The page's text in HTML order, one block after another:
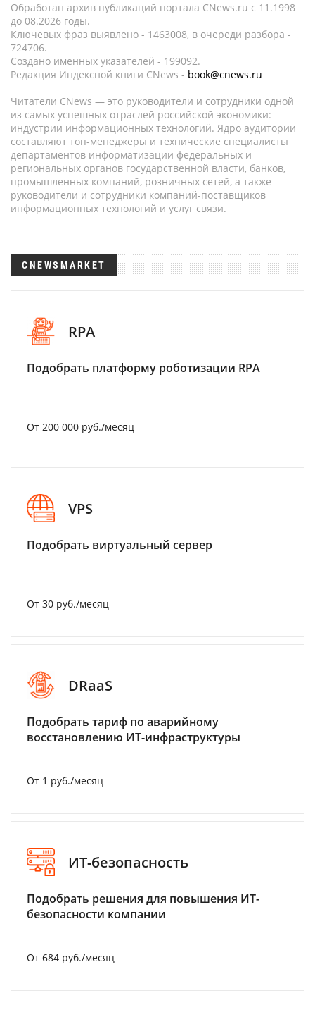
Обработан архив публикаций портала CNews.ru c 11.1998
до 08.2026 годы.
Ключевых фраз выявлено - 1463008, в очереди разбора -
724706.
Создано именных указателей - 199092.
Редакция Индексной книги CNews - book@cnews.ru
Читатели CNews — это руководители и сотрудники одной
из самых успешных отраслей российской экономики:
индустрии информационных технологий. Ядро аудитории
составляют топ-менеджеры и технические специалисты
департаментов информатизации федеральных и
региональных органов государственной власти, банков,
промышленных компаний, розничных сетей, а также
руководители и сотрудники компаний-поставщиков
информационных технологий и услуг связи.
CNEWSMARKET
RPA
Подобрать платформу роботизации RPA
От 200 000 руб./месяц
VPS
Подобрать виртуальный сервер
От 30 руб./месяц
DRaaS
Подобрать тариф по аварийному
восстановлению ИТ-инфраструктуры
От 1 руб./месяц
ИТ-безопасность
Подобрать решения для повышения ИТ-
безопасности компании
От 684 руб./месяц